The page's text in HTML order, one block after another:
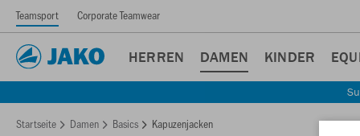
Teamsport Corporate Teamwear
HERREN DAMEN KINDER
Startseite Damen Basics Kapuzenjacken